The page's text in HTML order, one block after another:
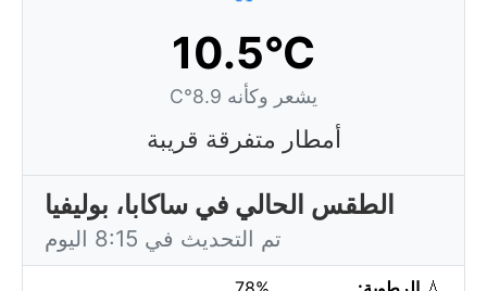
10.5°C
يشعر وكأنه 8.9°C
أمطار متفرقة قريبة
الطقس الحالي في ساكابا، بوليفيا
تم التحديث في 8:15 اليوم